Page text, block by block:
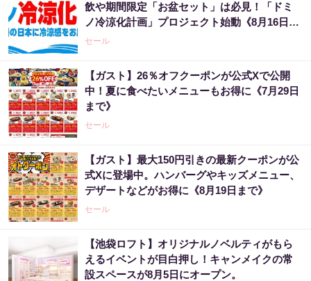
飲や期間限定「お盆セット」は必見！「ドミ
ノ冷涼化計画」プロジェクト始動《8月16日ま
で》
セール
【ガスト】26％オフクーポンが公式Xで公開
中！夏に食べたいメニューもお得に《7月29日
まで》
セール
【ガスト】最大150円引きの最新クーポンが公
式Xに登場中。ハンバーグやキッズメニュー、
デザートなどがお得に《8月19日まで》
セール
【池袋ロフト】オリジナルノベルティがもら
えるイベントが目白押し！キャンメイクの常
設スペースが8月5日にオープン。